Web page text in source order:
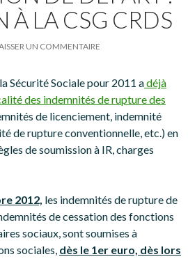
À LA CSG CRDS
UN COMMENTAIRE
Sécurité Sociale pour 2011 adéjà
des indemnités de rupture des
de licenciement, indemnité
de rupture conventionnelle, etc.) en
de soumission à IR, charges
2012, les indemnités de rupture de
de cessation des fonctions
sociaux, sont soumises à
sociales, dès le 1er euro, dès lors